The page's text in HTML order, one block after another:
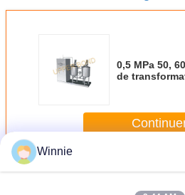
0,5 MPa 50,
de
PlusÉquipement de traitement du
Winnie